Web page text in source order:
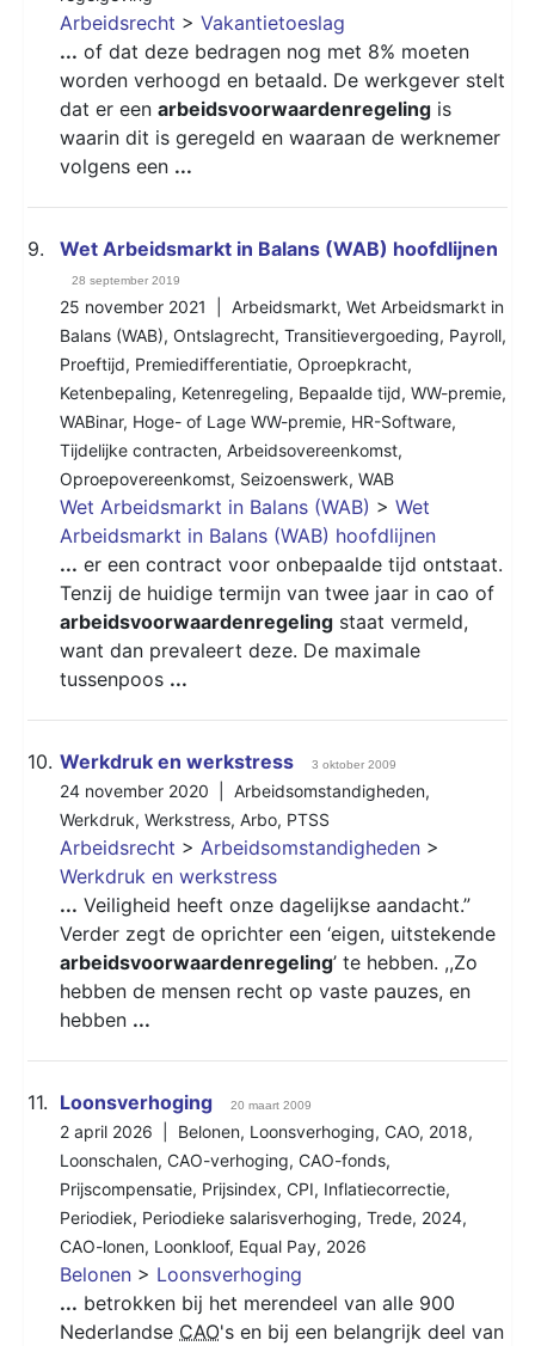
Arbeidsrecht > Vakantietoeslag
... of dat deze bedragen nog met 8% moeten
worden verhoogd en betaald. De werkgever stelt
dat er een arbeidsvoorwaardenregeling is
waarin dit is geregeld en waaraan de werknemer
volgens een ...
9. Wet Arbeidsmarkt in Balans (WAB) hoofdlijnen
28 september 2019
25 november 2021 | Arbeidsmarkt, Wet Arbeidsmarkt in
Balans (WAB), Ontslagrecht, Transitievergoeding, Payroll,
Proeftijd, Premiedifferentiatie, Oproepkracht,
Ketenbepaling, Ketenregeling, Bepaalde tijd, WW-premie,
WABinar, Hoge- of Lage WW-premie, HR-Software,
Tijdelijke contracten, Arbeidsovereenkomst,
Oproepovereenkomst, Seizoenswerk, WAB
Wet Arbeidsmarkt in Balans (WAB) > Wet
Arbeidsmarkt in Balans (WAB) hoofdlijnen
... er een contract voor onbepaalde tijd ontstaat.
Tenzij de huidige termijn van twee jaar in cao of
arbeidsvoorwaardenregeling staat vermeld,
want dan prevaleert deze. De maximale
tussenpoos ...
10. Werkdruk en werkstress 3 oktober 2009
24 november 2020 | Arbeidsomstandigheden,
Werkdruk, Werkstress, Arbo, PTSS
Arbeidsrecht > Arbeidsomstandigheden >
Werkdruk en werkstress
... Veiligheid heeft onze dagelijkse aandacht.”
Verder zegt de oprichter een ‘eigen, uitstekende
arbeidsvoorwaardenregeling’ te hebben. ,,Zo
hebben de mensen recht op vaste pauzes, en
hebben ...
11. Loonsverhoging 20 maart 2009
2 april 2026 | Belonen, Loonsverhoging, CAO, 2018,
Loonschalen, CAO-verhoging, CAO-fonds,
Prijscompensatie, Prijsindex, CPI, Inflatiecorrectie,
Periodiek, Periodieke salarisverhoging, Trede, 2024,
CAO-lonen, Loonkloof, Equal Pay, 2026
Belonen > Loonsverhoging
... betrokken bij het merendeel van alle 900
Nederlandse CAO's en bij een belangrijk deel van